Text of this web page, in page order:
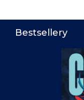
Bestsellery